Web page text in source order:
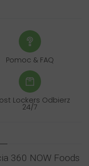
Pomoc & FAQ
Lockers Odbierz
24/7
360 NOW Foods